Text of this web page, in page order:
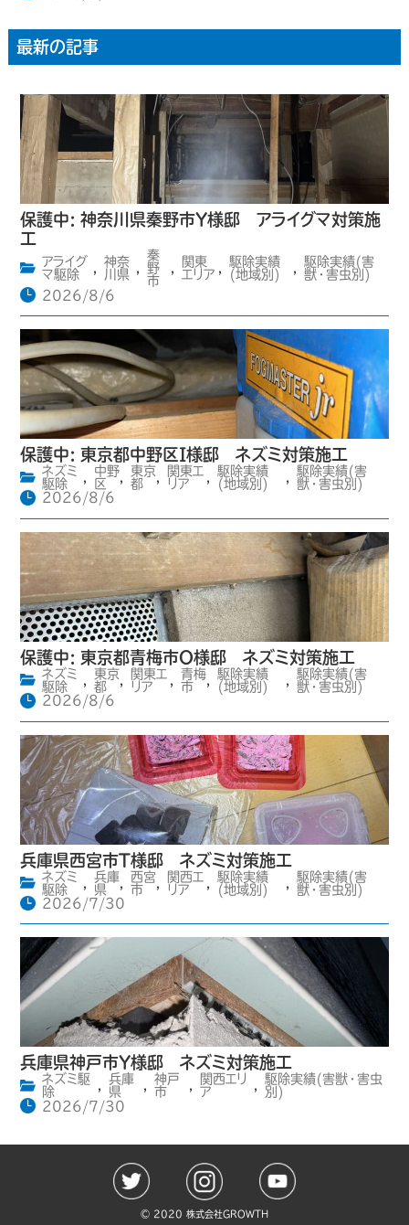
最新の記事
保護中: 神奈川県秦野市Y様邸 アライグマ対策施
工
アライグ
マ駆除
,
神奈
川県 ,
秦
野
市
,
関東
エリア ,
駆除実績
(地域別)
,
駆除実績(害
獣・害虫別)
2026/8/6
保護中: 東京都中野区I様邸 ネズミ対策施工
ネズミ
駆除
,
中野
区
,
東京
都
,
関東エ
リア
,
駆除実績
(地域別)
,
駆除実績(害
獣・害虫別)
2026/8/6
保護中: 東京都青梅市O様邸 ネズミ対策施工
ネズミ
駆除
東京
都
関東エ
リア
青梅
市
駆除実績
(地域別)
駆除実績(害
獣・害虫別)
2026/8/6
兵庫県西宮市T様邸 ネズミ対策施工
ネズミ
駆除
兵庫
県
,
西宮
市
関西エ
リア
駆除実績
(地域別)
駆除実績(害
獣・害虫別)
2026/7/30
兵庫県神戸市Y様邸 ネズミ対策施工
ネズミ駆
除
,
兵庫
県
,
神戸
市
,
関西エリ
ア
,
駆除実績(害獣・害虫
別)
2026/7/30
©️ 2020 株式会社GROWTH